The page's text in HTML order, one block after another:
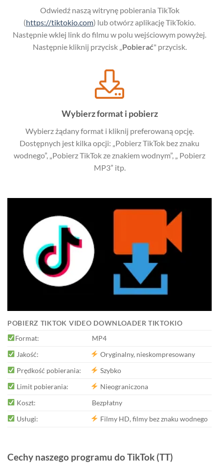
Odwiedź naszą witrynę pobierania TikTok
(https://tiktokio.com) lub otwórz aplikację TikTokio.
Następnie wklej link do filmu w polu wejściowym powyżej.
Następnie kliknij przycisk „Pobierać" przycisk.
Wybierz format i pobierz
Wybierz żądany format i kliknij preferowaną opcję.
Dostępnych jest kilka opcji: „Pobierz TikTok bez znaku
wodnego”, „Pobierz TikTok ze znakiem wodnym”, „ Pobierz
MP3” itp.
POBIERZ TIKTOK VIDEO DOWNLOADER TIKTOKIO
Format:
MP4
Jakość:
Oryginalny, nieskompresowany
Prędkość pobierania:
Szybko
Limit pobierania:
Nieograniczona
Koszt:
Bezpłatny
Usługi:
Filmy HD, filmy bez znaku wodnego
Cechy naszego programu do TikTok (TT)